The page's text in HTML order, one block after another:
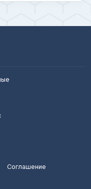
Соглашение